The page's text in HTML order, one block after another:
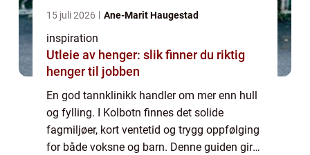
15 juli 2026 Ane-Marit Haugestad
inspiration
Utleie av henger: slik finner du riktig
henger til jobben
En god tannklinikk handler om mer enn hull
og fylling. I Kolbotn finnes det solide
fagmiljøer, kort ventetid og trygg oppfølging
for både voksne og barn. Denne guiden gir